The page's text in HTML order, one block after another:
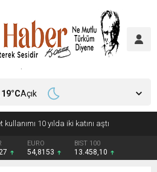
10 yılda iki katını aştı
EURO
54,8153
BIST 100
13.458,10
19°CAçık